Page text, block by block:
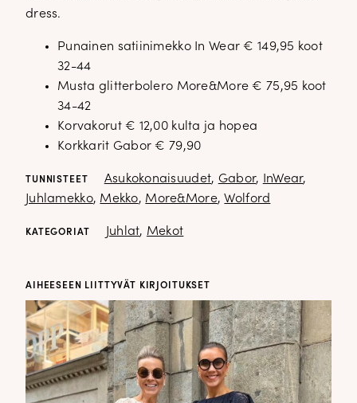
dress.
Punainen satiinimekko In Wear € 149,95 koot
32-44
Musta glitterbolero More&More € 75,95 koot
34-42
Korvakorut € 12,00 kulta ja hopea
Korkkarit Gabor € 79,90
TUNNISTEET Asukokonaisuudet, Gabor, InWear,
Juhlamekko, Mekko, More&More,Wolford
KATEGORIAT Juhlat, Mekot
AIHEESEEN LIITTYVÄT KIRJOITUKSET